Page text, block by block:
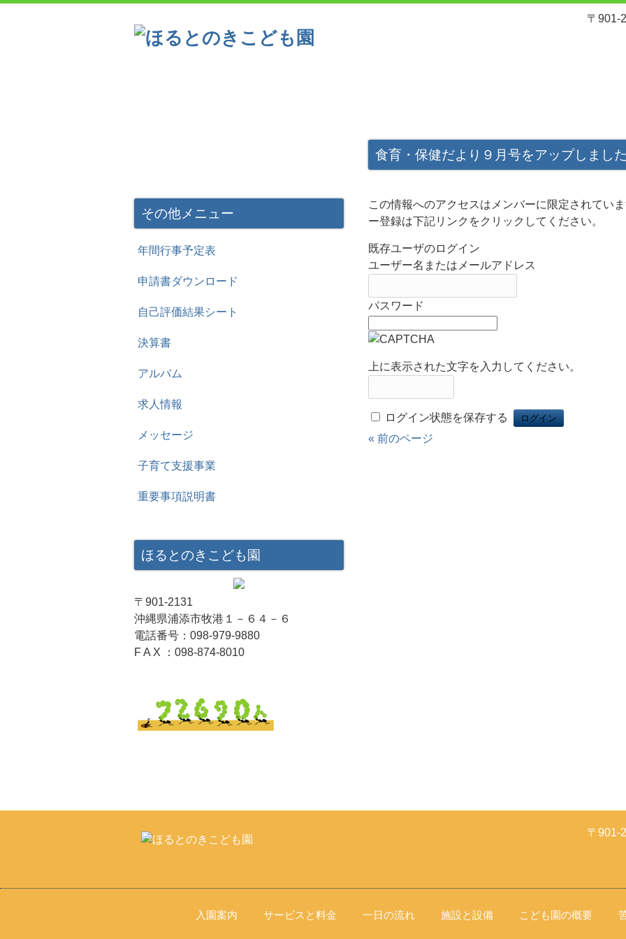
〒901-
食育・保健だより９月号をアップしました
この情報へのアクセスはメンバーに限定されてい
ー登録は下記リンクをクリックしてください。
既存ユーザのログイン
ユーザー名またはメールアドレス
パスワード
上に表示された文字を入力してください。
ログイン状態を保存する
« 前のページ
その他メニュー
年間行事予定表
申請書ダウンロード
自己評価結果シート
決算書
アルバム
求人情報
メッセージ
子育て支援事業
重要事項説明書
ほるとのきこども園
〒901-2131
沖縄県浦添市牧港１－６４－６
電話番号：098-979-9880
F A X ：098-874-8010
〒901-
入園案内 サービスと料金 一日の流れ 施設と設備 こども園の概要